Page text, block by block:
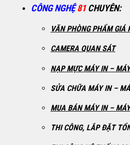
CÔNG NGHỆ81 CHUYÊN:
VĂN PHÒNG PHẨM GIÁ
CAMERA QUAN SÁT
NẠP MỰC MÁY IN –
SỬA CHỮA MÁY IN –
MUA BÁN MÁY IN –
THI CÔNG, LẮP ĐẶT